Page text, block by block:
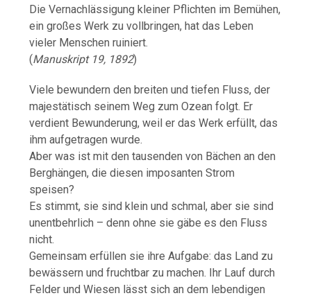
Die Vernachlässigung kleiner Pflichten im Bemühen,
ein großes Werk zu vollbringen, hat das Leben
vieler Menschen ruiniert.
(Manuskript 19, 1892)
Viele bewundern den breiten und tiefen Fluss, der
majestätisch seinem Weg zum Ozean folgt. Er
verdient Bewunderung, weil er das Werk erfüllt, das
ihm aufgetragen wurde.
Aber was ist mit den tausenden von Bächen an den
Berghängen, die diesen imposanten Strom
speisen?
Es stimmt, sie sind klein und schmal, aber sie sind
unentbehrlich – denn ohne sie gäbe es den Fluss
nicht.
Gemeinsam erfüllen sie ihre Aufgabe: das Land zu
bewässern und fruchtbar zu machen. Ihr Lauf durch
Felder und Wiesen lässt sich an dem lebendigen